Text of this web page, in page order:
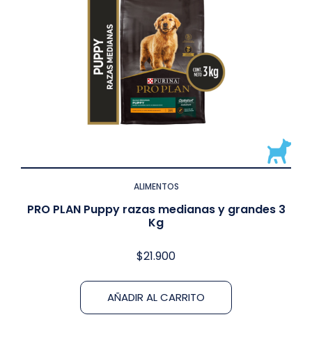
ALIMENTOS
PRO PLAN Puppy razas medianas y grandes 3
Kg
$21.900
AÑADIR AL CARRITO